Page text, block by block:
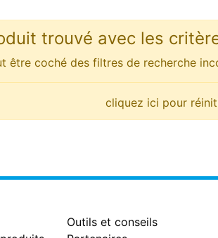
trouvé avec les
être coché des filtres de recherche
cliquez ici pour
Outils et conseils